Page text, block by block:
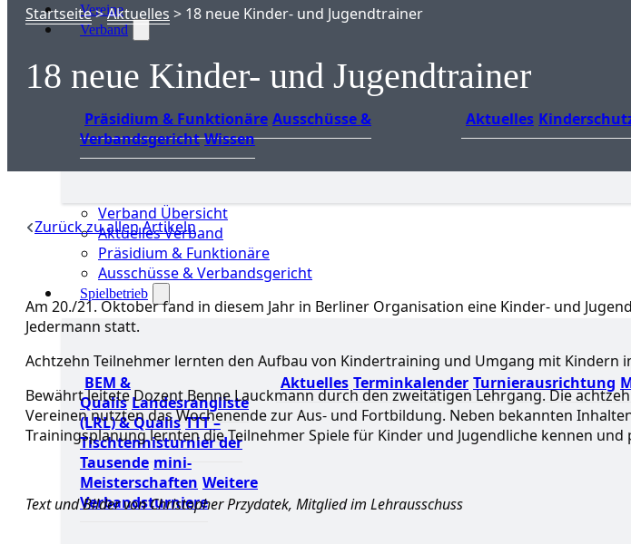
Vereine
Verband
Präsidium & Funktionäre Ausschüsse &
Verbandsgericht Wissen
Aktuelles
Verband Übersicht
Aktuelles Verband
Präsidium & Funktionäre
Ausschüsse & Verbandsgericht
Spielbetrieb
BEM &
Qualis Landesrangliste
(LRL) & Qualis TTT –
Tischtennisturnier der
Tausende mini-
Meisterschaften Weitere
Verbandsturniere
Aktuelles Terminkalender Turnierausrichtung
Startseite>Aktuelles > 18 neue Kinder- und Jugendtrainer
18 neue Kinder- und Jugendtrainer
Zurück zu allen Artikeln
Am 20./21. Oktober fand in diesem Jahr in Berliner Organisation eine Kinder- und
Jedermann statt.
Achtzehn Teilnehmer lernten den Aufbau von Kindertraining und Umgang mit Kindern
Bewährt leitete Dozent Benne Lauckmann durch den zweitätigen Lehrgang. Die
Vereinen nutzten das Wochenende zur Aus- und Fortbildung. Neben bekannten
Trainingsplanung lernten die Teilnehmer Spiele für Kinder und Jugendliche kennen
Text und Bilder von Christopher Przydatek, Mitglied im Lehrausschuss